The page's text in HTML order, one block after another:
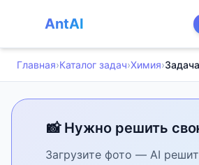
AntAI
Главная›Каталог задач›Химия›
📸 Нужно решить
Загрузите фото — AI